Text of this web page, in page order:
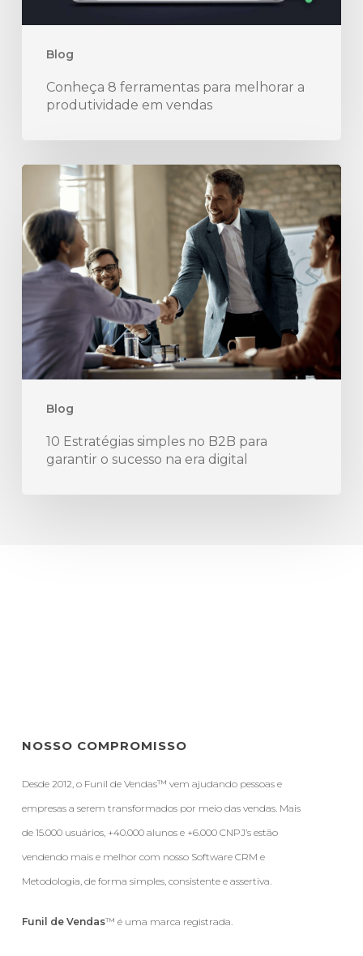
Blog
Conheça 8 ferramentas para melhorar a
produtividade em vendas
Blog
Estratégias
simples
no
B2B
garantir
o
sucesso
digital10 Estratégias simples no B2B para
garantir o sucesso na era digital
NOSSO COMPROMISSO
Desde 2012, o Funil de Vendas™ vem ajudando pessoas e
empresas a serem transformados por meio das vendas. Mais
de 15.000 usuários, +40.000 alunos e +6.000 CNPJ’s estão
vendendo mais e melhor com nosso Software CRM e
Metodologia, de forma simples, consistente e assertiva.
Funil de Vendas™ é uma marca registrada.